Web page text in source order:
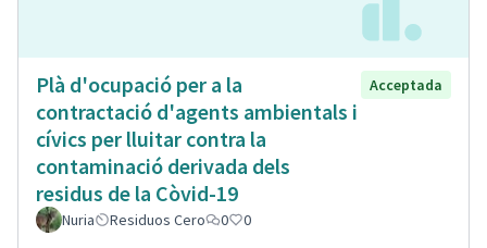
Plà d'ocupació per a la
contractació d'agents ambientals i
cívics per lluitar contra la
contaminació derivada dels
residus de la Còvid-19
Acceptada
Nuria Residuos Cero 0 0